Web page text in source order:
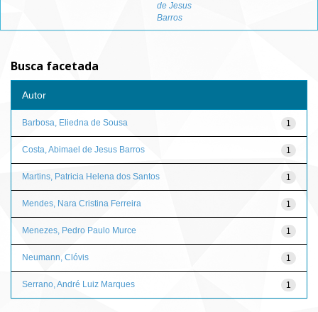
de Jesus
Barros
Busca facetada
Autor
1
Barbosa, Eliedna de Sousa
1
Costa, Abimael de Jesus Barros
1
Martins, Patricia Helena dos Santos
1
Mendes, Nara Cristina Ferreira
1
Menezes, Pedro Paulo Murce
1
Neumann, Clóvis
1
Serrano, André Luiz Marques